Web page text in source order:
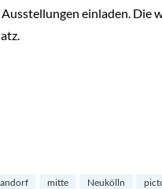
einladen.
mitte Neukölln